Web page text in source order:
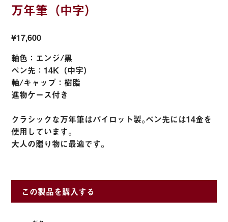
万年筆（中字）
¥17,600
軸色：エンジ/黒
ペン先：14K（中字）
軸/キャップ：樹脂
進物ケース付き
クラシックな万年筆はパイロット製｡ペン先には14金を
使用しています。
大人の贈り物に最適です。
この製品を購入する